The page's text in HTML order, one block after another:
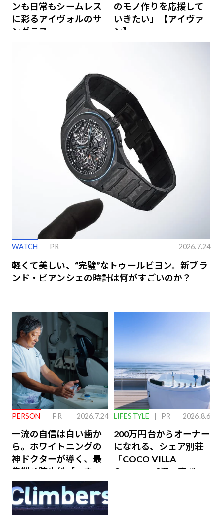
ンも日常もシームレス
に彩るアイヴォルのサ
ングラス
のモノ作りを応援して
いきたい」【アイヴァ
ン】
WATCH PR 2026.7.24
軽くて美しい、“完璧”なトゥールビヨン。新ブラ
ンド・ビアンシェの時計は何がすごいのか？
PERSON PR 2026.7.24
一流の自信は白い歯か
ら。ホワイトニングの
神ドクターが導く、最
先端予防歯科【ラウン
ジ会員特典あり】
LIFESTYLE PR 2026.8.6
200万円台からオーナー
になれる、シェア別荘
「COCO VILLA
Owners」3選。すべて